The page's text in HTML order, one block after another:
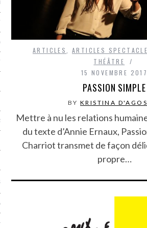
GUERRE
ARTICLES ARTICLES SPECTACLE
THÉÂTRE
15 NOVEMBRE 2017
PASSION SIMPLE
BY KRISTINA
Mettre à nu les relations
du texte d’Annie Ernaux,
Charriot transmet de façon
propre…